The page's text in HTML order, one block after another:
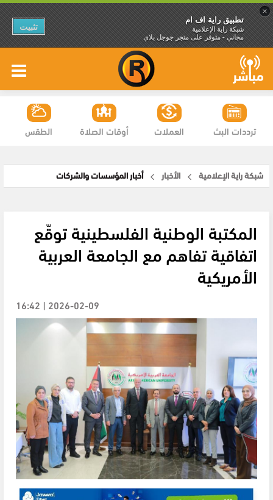
×
تطبيق راية اف ام
شبكة راية الإعلامية
مجاني - متوفر على متجر جوجل بلاي
تثبيت
الطقس أوقات الصلاة العملات ترددات البث
شبكة راية الإعلامية الأخبار أخبار المؤسسات والشركات
المكتبة الوطنية الفلسطينية توقّع
اتفاقية تفاهم مع الجامعة العربية
الأمريكية
2026-02-09 | 16:42